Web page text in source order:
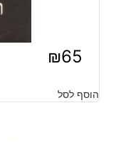
₪65
הוסף לסל